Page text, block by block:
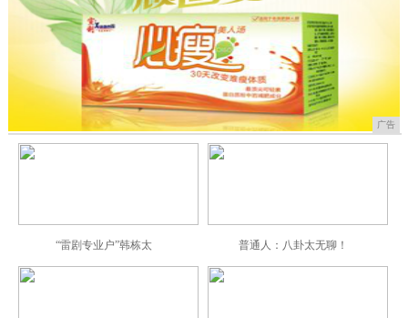
广告
“雷剧专业户”韩栋太 普通人：八卦太无聊！